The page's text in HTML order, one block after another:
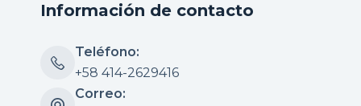
Información de contacto
Teléfono:
+58 414-2629416
Correo: